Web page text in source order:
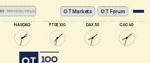
NASDAQ FTSE 100 DAX 30 CAC 40
ΟΤ Markets OT Forum